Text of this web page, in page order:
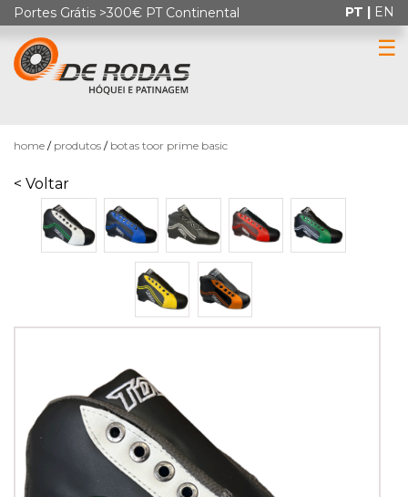
Portes Grátis >300€ PT Continental
PATINS
PATINAGEM
PATINAGEM
NO
☰
PT | EN
home produtos botas toor prime basic
< Voltar